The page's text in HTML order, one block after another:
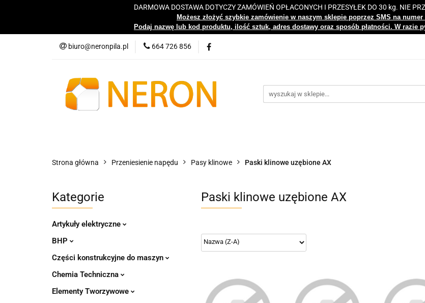
DARMOWA DOSTAWA DOTYCZY ZAMÓWIEŃ OPŁACONYCH I PRZESYŁEK DO 30 kg. NIE
Możesz złożyć szybkie zamówienie w naszym sklepie poprzez SMS na numer
Podaj nazwę lub kod produktu, ilość sztuk, adres dostawy oraz sposób płatności. W razie
biuro@neronpila.pl 664 726 856
Katalogi Nowości Bestsellery Kontakt
Strona główna Przeniesienie napędu Pasy klinowe Paski klinowe uzębione AX
Kategorie
Artykuły elektryczne
BHP
Części konstrukcyjne do maszyn
Chemia Techniczna
Elementy Tworzywowe
Paski klinowe uzębione AX